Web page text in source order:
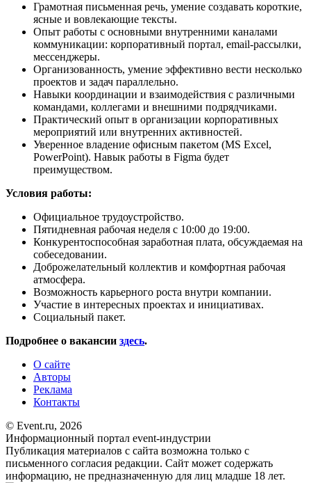
Грамотная письменная речь, умение создавать короткие,
ясные и вовлекающие тексты.
Опыт работы с основными внутренними каналами
коммуникации: корпоративный портал, email-рассылки,
мессенджеры.
Организованность, умение эффективно вести несколько
проектов и задач параллельно.
Навыки координации и взаимодействия с различными
командами, коллегами и внешними подрядчиками.
Практический опыт в организации корпоративных
мероприятий или внутренних активностей.
Уверенное владение офисным пакетом (MS Excel,
PowerPoint). Навык работы в Figma будет
преимуществом.
Условия работы:
Официальное трудоустройство.
Пятидневная рабочая неделя с 10:00 до 19:00.
Конкурентоспособная заработная плата, обсуждаемая на
собеседовании.
Доброжелательный коллектив и комфортная рабочая
атмосфера.
Возможность карьерного роста внутри компании.
Участие в интересных проектах и инициативах.
Социальный пакет.
Подробнее о вакансии здесь.
О сайте
Авторы
Реклама
Контакты
© Event.ru, 2026
Информационный портал event-индустрии
Публикация материалов с сайта возможна только с
письменного согласия редакции. Сайт может содержать
информацию, не предназначенную для лиц младше 18 лет.